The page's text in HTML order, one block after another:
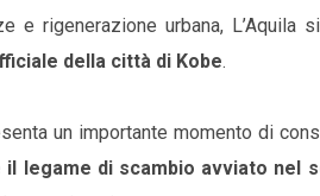
e rigenerazione urbana,
della città di Kobe.
un importante momento di
legame di scambio avviato nel